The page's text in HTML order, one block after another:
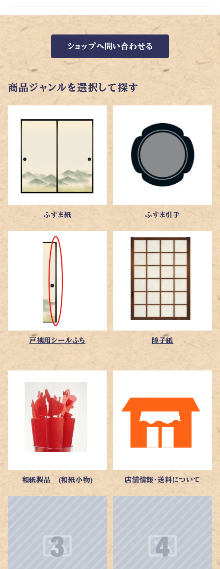
ショップへ問い合わせる
商品ジャンルを選択して探す
ふすま紙 ふすま引手
戸襖用シールふち 障子紙
和紙製品 (和紙小物) 店舗情報・送料について